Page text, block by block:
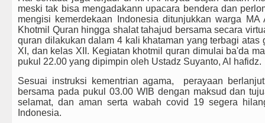
meski tak bisa mengadakann upacara bendera dan
mengisi kemerdekaan Indonesia ditunjukkan warga
Khotmil Quran hingga shalat tahajud bersama secara
quran dilakukan dalam 4 kali khataman yang terbagi atas
XI, dan kelas XII. Kegiatan khotmil quran dimulai ba'da
pukul 22.00 yang dipimpin oleh Ustadz Suyanto, Al hafidz.
Sesuai instruksi kementrian agama, perayaan
bersama pada pukul 03.00 WIB dengan maksud dan
selamat, dan aman serta wabah covid 19 segera
Indonesia.